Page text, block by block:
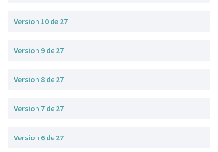
Version 10 de 27
Version 9 de 27
Version 8 de 27
Version 7 de 27
Version 6 de 27